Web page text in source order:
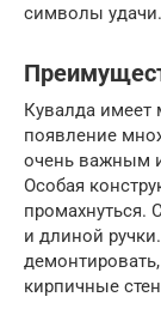
символы удачи.
Кувалда имеет
появление
очень важным
Особая
промахнуться.
и длиной
кирпичные